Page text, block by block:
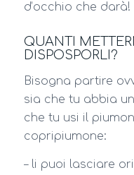
d’occhio che darà!
QUANTI
DISPOSPORLI?
Bisogna partire
sia che tu abbia
che tu usi il
copripiumone:
– li puoi lasciare